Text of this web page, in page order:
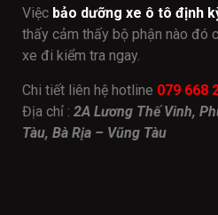
Việc bảo dưỡng xe ô tô định
thấy cảm thấy bộ phận nào đó
xe đi kiểm tra ngay.
Chi tiết liên hệ hotline 079 668
Địa chỉ : 2A Lương Thế Vinh,
Tàu, Bà Rịa – Vũng Tàu